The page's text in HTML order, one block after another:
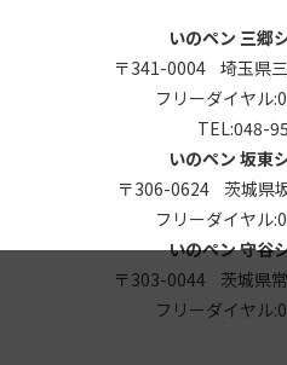
いのペン 三郷
〒341-0004 埼玉県
フリーダイヤル:
TEL:048-
いのペン 坂東
〒306-0624 茨城県
フリーダイヤル:
いのペン 守谷
〒303-0044 茨城県
フリーダイヤル: